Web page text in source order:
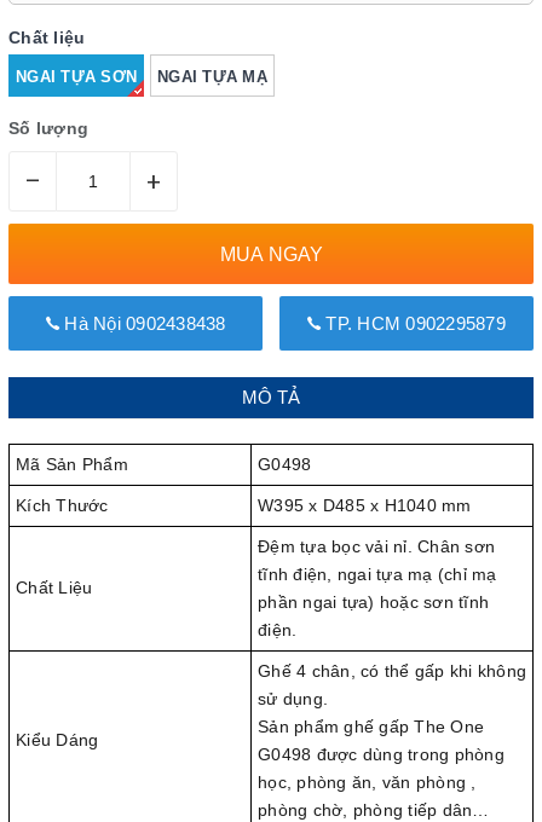
Chất liệu
NGAI TỰA SƠN NGAI TỰA MẠ
Số lượng
– +
MUA NGAY
Hà Nội 0902438438 TP. HCM 0902295879
MÔ TẢ
Mã Sản Phẩm G0498
Kích Thước W395 x D485 x H1040 mm
Chất Liệu
Đệm tựa bọc vải nỉ. Chân sơn
tĩnh điện, ngai tựa mạ (chỉ mạ
phần ngai tựa) hoặc sơn tĩnh
điện.
Kiểu Dáng
Ghế 4 chân, có thể gấp khi không
sử dụng.
Sản phẩm ghế gấp The One
G0498 được dùng trong phòng
học, phòng ăn, văn phòng ,
phòng chờ, phòng tiếp dân…